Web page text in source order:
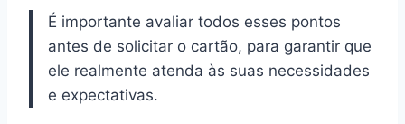
É importante avaliar todos esses pontos
antes de solicitar o cartão, para garantir que
ele realmente atenda às suas necessidades
e expectativas.